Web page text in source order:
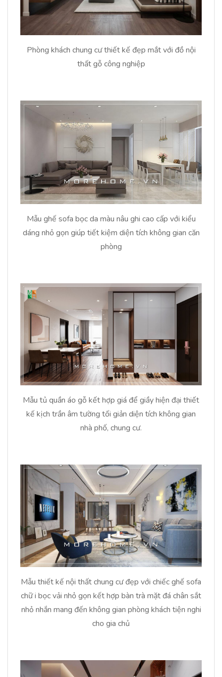
Phòng khách chung cư thiết kế đẹp mắt với đồ nội
thất gỗ công nghiệp
Mẫu ghế sofa bọc da màu nâu ghi cao cấp với kiểu
dáng nhỏ gọn giúp tiết kiệm diện tích không gian căn
phòng
Mẫu tủ quần áo gỗ kết hợp giá để giầy hiện đại thiết
kế kịch trần âm tường tối giản diện tích không gian
nhà phố, chung cư.
Mẫu thiết kế nội thất chung cư đẹp với chiếc ghế sofa
chữ i bọc vải nhỏ gọn kết hợp bàn trà mặt đá chân sắt
nhỏ nhắn mang đến không gian phòng khách tiện nghi
cho gia chủ